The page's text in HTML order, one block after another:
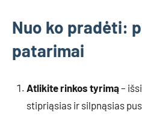
Nuo ko pradėti:
patarimai
Atlikite rinkos tyrimą–
stipriąsias ir silpnąsias